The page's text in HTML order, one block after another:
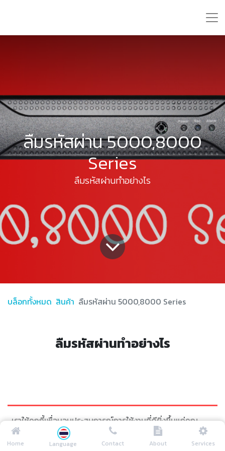
ลืมรหัสผ่าน 5000,8000
Series
ลืมรหัสผ่านทำอย่างไร
บล็อกทั้งหมด สินค้า ลืมรหัสผ่าน 5000,8000 Series
ลืมรหัสผ่านทำอย่างไร
ขั้นตอนที่ 1
-เข้าสู่หน้าเมนูเครื่องบันทึกใช้เมาส์ในการควบคุม
Home Language Contact About Services
เราใช้คุกกี้เพื่อมอบประสบการณ์การใช้งานที่ดียิ่งขึ้นแก่คุณ